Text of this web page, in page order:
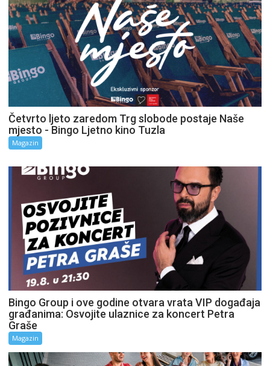
Četvrto ljeto zaredom Trg slobode postaje Naše
mjesto - Bingo Ljetno kino Tuzla
Magazin
Bingo Group i ove godine otvara vrata VIP događaja
građanima: Osvojite ulaznice za koncert Petra
Graše
Magazin